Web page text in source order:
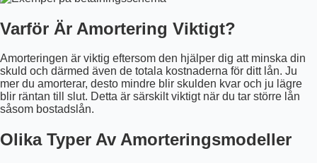
Varför Är Amortering Viktigt?
Amorteringen är viktig eftersom den hjälper dig att minska din
skuld och därmed även de totala kostnaderna för ditt lån. Ju
mer du amorterar, desto mindre blir skulden kvar och ju lägre
blir räntan till slut. Detta är särskilt viktigt när du tar större lån
såsom bostadslån.
Olika Typer Av Amorteringsmodeller